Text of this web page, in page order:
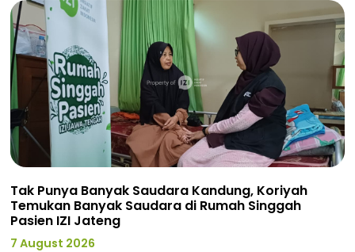
Tak Punya Banyak Saudara Kandung, Koriyah
Temukan Banyak Saudara di Rumah Singgah
Pasien IZI Jateng
7 August 2026